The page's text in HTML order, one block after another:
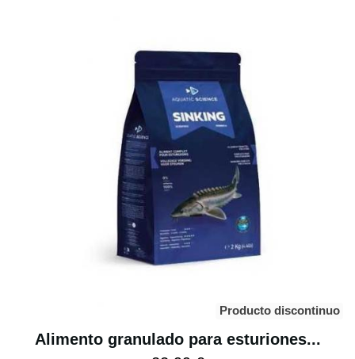
Producto discontinuo
Alimento granulado para esturiones...